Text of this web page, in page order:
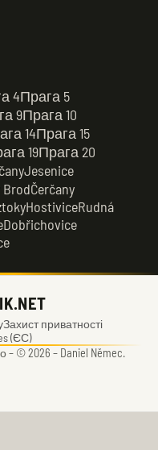
4Прага 5
9Прага 10
14Прага 15
19Прага 20
Jesenice
BrodČerčany
HostiviceRudná
Dobřichovice
Захист приватності
(ЄС)
– © 2026 – Daniel Němec.